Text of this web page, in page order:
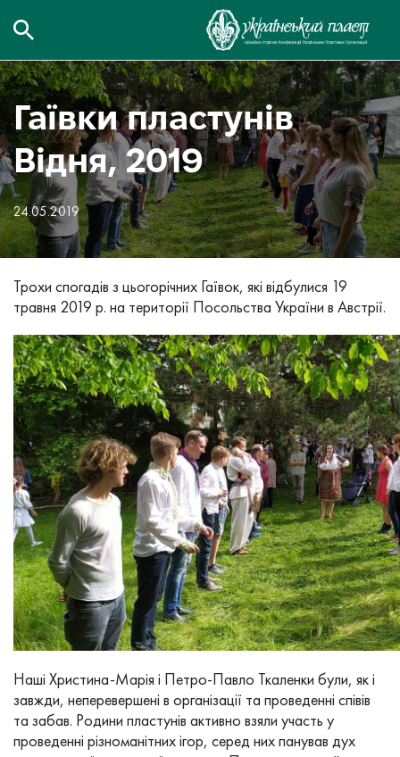
Гаївки пластунів
Відня, 2019
24.05.2019
Трохи спогадів з цьогорічних Гаївок, які відбулися 19
травня 2019 р. на території Посольства України в Австрії.
Наші Христина-Марія і Петро-Павло Ткаленки були, як і
завжди, неперевершені в організації та проведенні співів
та забав. Родини пластунів активно взяли участь у
проведенні різноманітних ігор, серед них панував дух